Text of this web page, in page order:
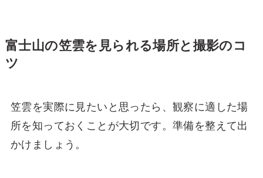
富士山の笠雲を見られる場所と撮影のコ
ツ
笠雲を実際に見たいと思ったら、観察に適した場
所を知っておくことが大切です。準備を整えて出
かけましょう。